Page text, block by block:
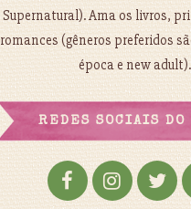
Supernatural). Ama os livros,
romances (gêneros preferidos
época e new adult).
REDES SOCIAIS DO